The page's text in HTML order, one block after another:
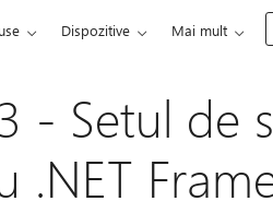
Dispozitive Mai mult
- Setul de
.NET